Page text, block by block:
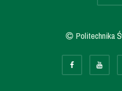
Politechnika